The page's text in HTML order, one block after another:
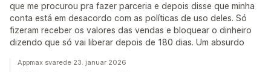
que me procurou pra fazer parceria e depois disse que minha
conta está em desacordo com as políticas de uso deles. Só
fizeram receber os valores das vendas e bloquear o dinheiro
dizendo que só vai liberar depois de 180 dias. Um absurdo
Appmax svarede 23. januar 2026